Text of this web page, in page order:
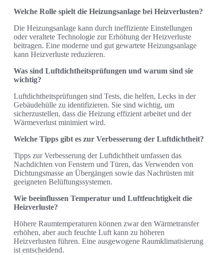
Welche Rolle spielt die Heizungsanlage bei Heizverlusten?
Die Heizungsanlage kann durch ineffiziente Einstellungen
oder veraltete Technologie zur Erhöhung der Heizverluste
beitragen. Eine moderne und gut gewartete Heizungsanlage
kann Heizverluste reduzieren.
Was sind Luftdichtheitsprüfungen und warum sind sie
wichtig?
Luftdichtheitsprüfungen sind Tests, die helfen, Lecks in der
Gebäudehülle zu identifizieren. Sie sind wichtig, um
sicherzustellen, dass die Heizung effizient arbeitet und der
Wärmeverlust minimiert wird.
Welche Tipps gibt es zur Verbesserung der Luftdichtheit?
Tipps zur Verbesserung der Luftdichtheit umfassen das
Nachdichten von Fenstern und Türen, das Verwenden von
Dichtungsmasse an Übergängen sowie das Nachrüsten mit
geeigneten Belüftungssystemen.
Wie beeinflussen Temperatur und Luftfeuchtigkeit die
Heizverluste?
Höhere Raumtemperaturen können zwar den Wärmetransfer
erhöhen, aber auch feuchte Luft kann zu höheren
Heizverlusten führen. Eine ausgewogene Raumklimatisierung
ist entscheidend.